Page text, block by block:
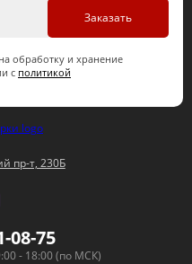
Заказать
обработку и хранение
с политикой
пр-т, 230Б
08-75
- 18:00 (по МСК)